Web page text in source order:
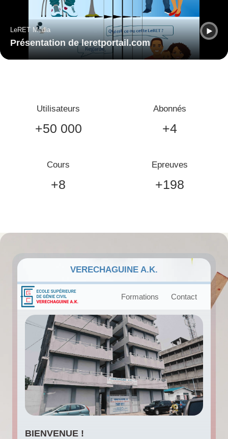
LeRET Média
Présentation de leretportail.com
Utilisateurs
+50 000
Abonnés
+4
Cours
+8
Epreuves
+198
VERECHAGUINE A.K.
Formations Contact
BIENVENUE !